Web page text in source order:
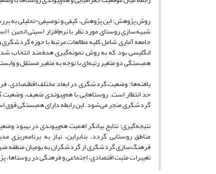
روش پژوهش:
شبیه‌سازی روستای مورد نظر با نرم‌افزار (سیتی انجین
انگلیسی بود که به روش نمونه‌گیری هدفمند انتخاب
همبستگی دو متغیر رتبه‌ای با توجه به متغیر مستقل و
یافته‌ها:وضعیت گردشگری در ابعاد مختلف اقظتصادی،
حد انتظار است. روستاهایی با هم‌پیوندی ضعیف،
گردشگری منجر می‌شود. این رابطه دارای همبستگی قوی
نتیجه‌گیری:نتایج بیانگر اهمیت هم‌پیوندی در بهبود
مناطق روستایی گردد. بنابراین، نیاز به
فرهنگ‌سازی گردشگری از گردشگران به بومیان منطقه
تغییرات مثبت اقتصادی، اجتماعی و فرهنگی در روستاها،